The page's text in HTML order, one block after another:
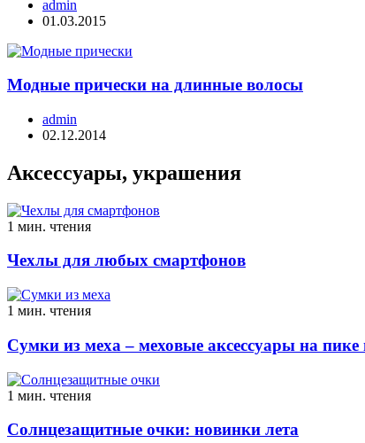
admin
01.03.2015
Модные прически на длинные волосы
admin
02.12.2014
Аксессуары, украшения
1 мин. чтения
Чехлы для любых смартфонов
1 мин. чтения
Сумки из меха – меховые аксессуары на
1 мин. чтения
Солнцезащитные очки: новинки лета